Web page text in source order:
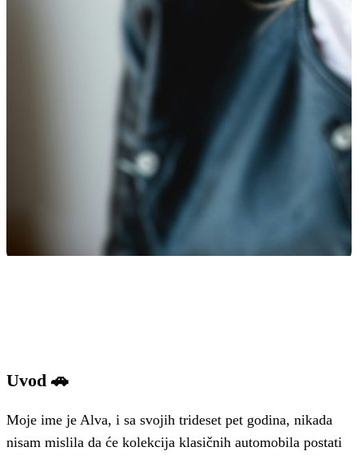
Uvod 🚗
Moje ime je Alva, i sa svojih trideset pet godina, nikada
nisam mislila da će kolekcija klasičnih automobila postati